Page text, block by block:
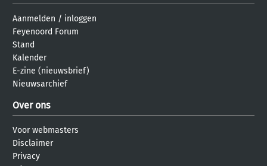
Aanmelden / inloggen
Feyenoord Forum
Stand
Kalender
E-zine (nieuwsbrief)
Nieuwsarchief
Over ons
Voor webmasters
Disclaimer
Privacy